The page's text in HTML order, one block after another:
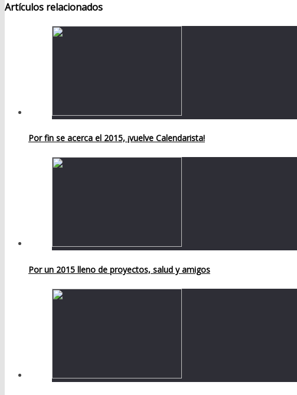
Artículos relacionados
Por fin se acerca el 2015, ¡vuelve Calendarista!
Por un 2015 lleno de proyectos, salud y amigos